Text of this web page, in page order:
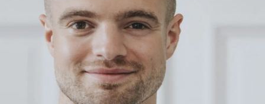
Kontakt
Sjuksköterska
Läkare